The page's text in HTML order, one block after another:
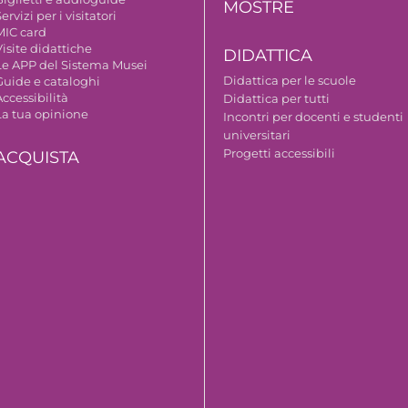
per i visitatori
card
didattiche
APP del Sistema Musei
e cataloghi
tua opinione
MOSTRE
DIDATTICA
Didattica per le scuole
Didattica per tutti
Incontri per docenti e studenti
universitari
Progetti accessibili